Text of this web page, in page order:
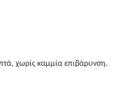
χωρίς καμμία επιβάρυνση.